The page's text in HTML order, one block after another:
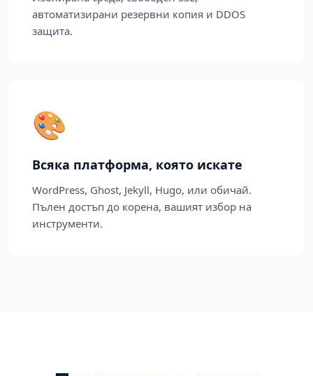
автоматизирани резервни копия и DDOS
защита.
🎨
Всяка платформа, която искате
WordPress, Ghost, Jekyll, Hugo, или обичай.
Пълен достъп до корена, вашият избор на
инструменти.